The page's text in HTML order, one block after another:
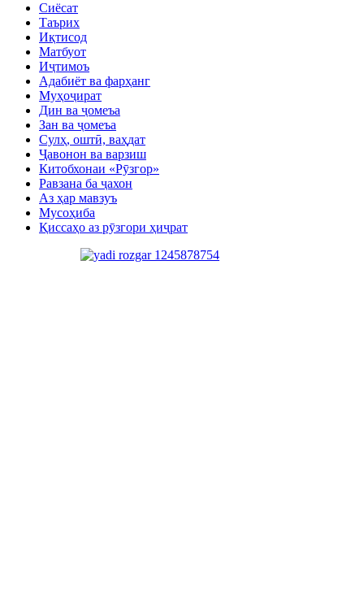
Сиёсат
Таърих
Иқтисод
Матбуот
Иҷтимоъ
Адабиёт ва фарҳанг
Муҳоҷират
Дин ва ҷомеъа
Зан ва ҷомеъа
Сулҳ, оштӣ, ваҳдат
Ҷавонон ва варзиш
Китобхонаи «Рӯзгор»
Равзана ба ҷахон
Аз ҳар мавзуъ
Мусоҳиба
Қиссаҳо аз рӯзгори ҳиҷрат